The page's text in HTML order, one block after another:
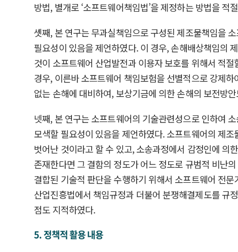
방법, 별개로 ‘소프트웨어책임법’을 제정하는 방법을 적
셋째, 본 연구는 무과실책임으로 구성된 제조물책임을
필요성이 있음을 제언하였다. 이 경우, 손해배상책임의
것이 소프트웨어 산업발전과 이용자 보호를 위해서 적
경우, 이른바 소프트웨어 책임보험을 선별적으로 강제
없는 손해에 대비하여, 보상기금에 의한 손해의 보전방
넷째, 본 연구는 소프트웨어의 기술관련성으로 인하여
모색할 필요성이 있음을 제언하였다. 소프트웨어의 제
벗어난 것이라고 할 수 있고, 소송과정에서 감정인에 의
존재한다면 그 결함의 정도가 어느 정도로 규범적 비난
결합된 기술적 판단을 수행하기 위해서 소프트웨어 전
산업진흥법에서 책임규정과 더불어 분쟁해결제도를 규
점도 지적하였다.
5. 정책적 활용 내용